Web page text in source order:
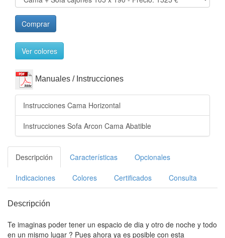
Comprar
Ver colores
Manuales / Instrucciones
Instrucciones Cama Horizontal
Instrucciones Sofa Arcon Cama Abatible
Descripción Características Opcionales
Indicaciones Colores Certificados Consulta
Descripción
Te imaginas poder tener un espacio de dia y otro de noche y todo
en un mismo lugar ? Pues ahora ya es posible con esta